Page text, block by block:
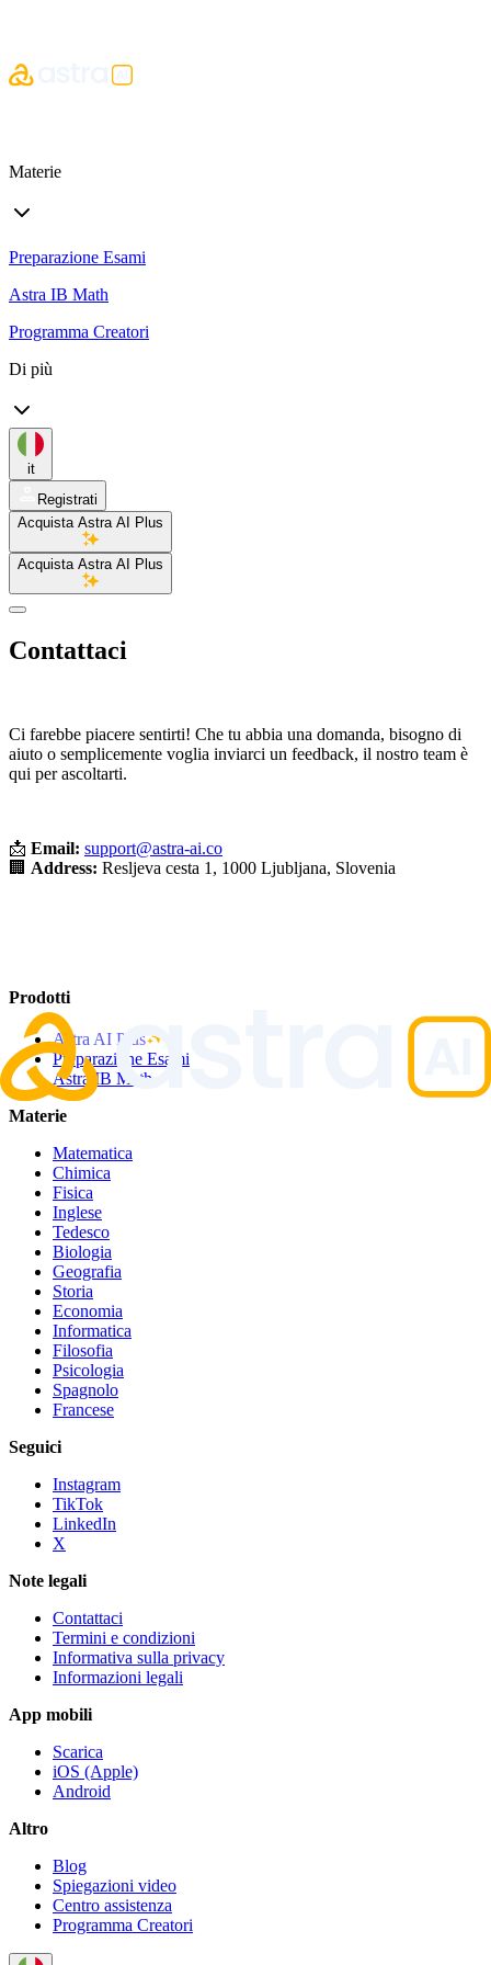
Materie
Preparazione Esami
Astra IB Math
Programma Creatori
Di più
it
Registrati
Acquista Astra AI Plus
Acquista Astra AI Plus
Contattaci
Ci farebbe piacere sentirti! Che tu abbia una domanda, bisogno di
aiuto o semplicemente voglia inviarci un feedback, il nostro team è
qui per ascoltarti.
📩 Email: support@astra-ai.co
🏢 Address: Resljeva cesta 1, 1000 Ljubljana, Slovenia
Prodotti
Astra AI Plus
Preparazione Esami
Astra IB Math
Materie
Matematica
Chimica
Fisica
Inglese
Tedesco
Biologia
Geografia
Storia
Economia
Informatica
Filosofia
Psicologia
Spagnolo
Francese
Seguici
Instagram
TikTok
LinkedIn
X
Note legali
Contattaci
Termini e condizioni
Informativa sulla privacy
Informazioni legali
App mobili
Scarica
iOS (Apple)
Android
Altro
Blog
Spiegazioni video
Centro assistenza
Programma Creatori